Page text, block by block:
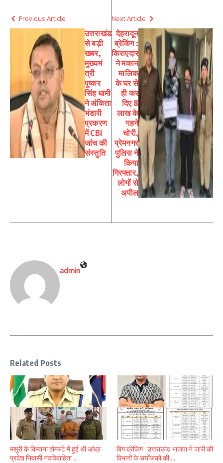
Previous Article
उत्तराखंड
से बड़ी
खबर,
मुख्यमं
त्री
पुष्कर
सिंह धामी
ने अंकिता
भंडारी
प्रकरण
में CBI
जांच की
संस्तुति
Next Article
देहरादून
ब्रेकिंग :
किराएदार
ने मकान
मालिक
के घर से
ही कर
दिए 8
लाख के
गहने
चोरी,
प्रेमनगर
पुलिस ने
किया
गिरफ्तार,
लोगों से
अपील
admin
Related Posts
मसूरी के कियाना होमस्टे में हुई थी आंध्र
प्रदेश निवासी नवविवाहिता ...
बिग ब्रेकिंग : उत्तराखंड भाजपा ने जारी की
विभागों के सयोंजकों की ...